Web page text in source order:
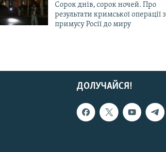
Сорок днів, сорок ночей. Про
результати кримської операції з
примусу Росії до миру
ДОЛУЧАЙСЯ!